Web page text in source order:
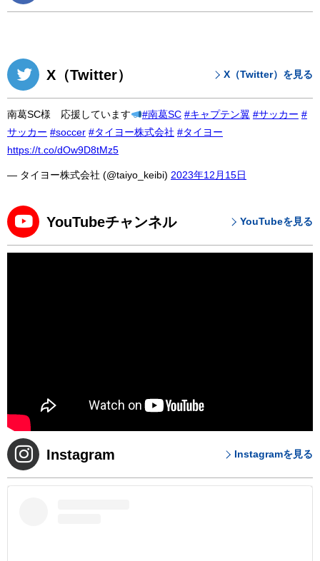
X（Twitter） X（Twitter）を見る
南葛SC様 応援しています #南葛SC #キャプテン翼 #サッカー #
サッカー #soccer #タイヨー株式会社 #タイヨー
https://t.co/dOw9D8tMz5
— タイヨー株式会社 (@taiyo_keibi) 2023年12月15日
YouTubeチャンネル YouTubeを見る
Instagram Instagramを見る